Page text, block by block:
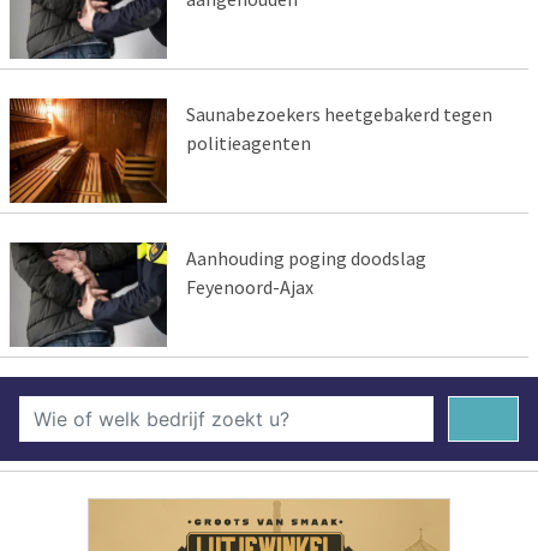
Saunabezoekers heetgebakerd tegen
politieagenten
Aanhouding poging doodslag
Feyenoord-Ajax